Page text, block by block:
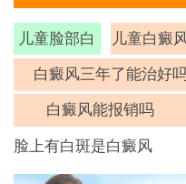
儿童脸部白
斑
儿童白癜
白癜风三年了能治好
白癜风能报销吗
脸上有白斑是白癜风